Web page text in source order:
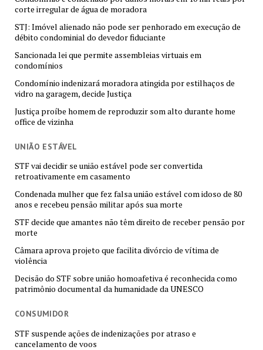
corte irregular de água de moradora
STJ: Imóvel alienado não pode ser penhorado em execução de
débito condominial do devedor fiduciante
Sancionada lei que permite assembleias virtuais em
condomínios
Condomínio indenizará moradora atingida por estilhaços de
vidro na garagem, decide Justiça
Justiça proíbe homem de reproduzir som alto durante home
office de vizinha
UNIÃO ESTÁVEL
STF vai decidir se união estável pode ser convertida
retroativamente em casamento
Condenada mulher que fez falsa união estável com idoso de 80
anos e recebeu pensão militar após sua morte
STF decide que amantes não têm direito de receber pensão por
morte
Câmara aprova projeto que facilita divórcio de vítima de
violência
Decisão do STF sobre união homoafetiva é reconhecida como
patrimônio documental da humanidade da UNESCO
CONSUMIDOR
STF suspende ações de indenizações por atraso e
cancelamento de voos